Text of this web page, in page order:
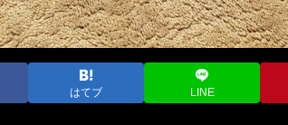
はてブ LINE